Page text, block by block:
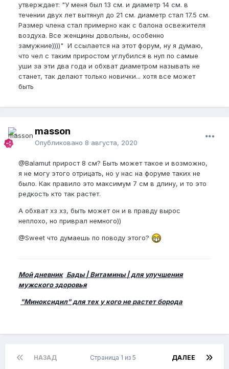
утверждает: "У меня был 13 см. и диаметр 14 см. в
течении двух лет вытянул до 21 см. диаметр стал 17.5 см.
Размер члена стал примерно как с балона освежителя
воздуха. Все женщины довольны, особенно
замужние))))" И ссылается на этот форум, ну я думаю,
что чел с таким приростом углубился в нуп по самые
уши за эти два года и обхват диаметром называть не
станет, так делают только новички... хотя все может
быть
masson
Опубликовано 8 августа, 2020
@Balamut прирост 8 см? Быть может такое и возможно,
я не могу этого отрицать, но у нас на форуме таких не
было. Как правило это максимум 7 см в длину, и то это
редкость кто так растет.
А обхват хз хз, быть может он и в правду вырос
неплохо, но приврал немного))
@Sweet что думаешь по поводу этого?
Мой дневник Бады | Витамины | для улучшения
мужского здоровья
"Миноксидил" для тех у кого не растет борода
НАЗАД ДАЛЕЕ
Страница 1 из 5